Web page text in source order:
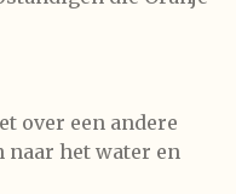
over een andere
naar het water en